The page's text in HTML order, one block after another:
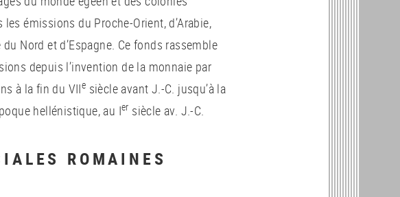
les émissions du Proche-Orient, d’Arabie,
du Nord et d’Espagne. Ce fonds rassemble
depuis l’invention de la monnaie par
à la fin du VIIe siècle avant J.-C. jusqu’à la
hellénistique, au Ier siècle av. J.-C.
ROMAINES